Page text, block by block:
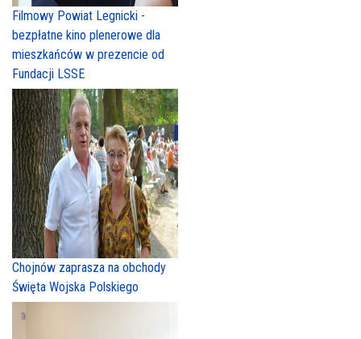
Filmowy Powiat Legnicki -
bezpłatne kino plenerowe dla
mieszkańców w prezencie od
Fundacji LSSE
Chojnów zaprasza na obchody
Święta Wojska Polskiego